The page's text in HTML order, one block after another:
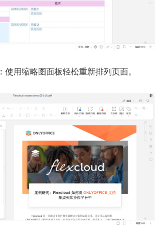
：使用缩略图面板轻松重新排列页面。